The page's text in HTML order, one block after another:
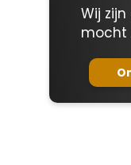
Wij
mocht